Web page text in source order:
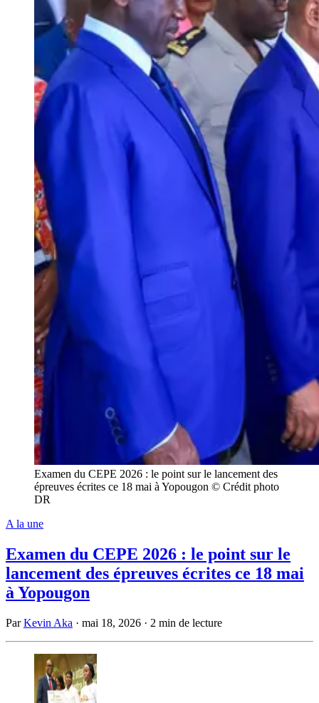
Examen du CEPE 2026 : le point sur le lancement des
épreuves écrites ce 18 mai à Yopougon © Crédit photo
DR
A la une
Examen du CEPE 2026 : le point sur le
lancement des épreuves écrites ce 18 mai
à Yopougon
ParKevin Aka · mai 18, 2026 · 2 min de lecture